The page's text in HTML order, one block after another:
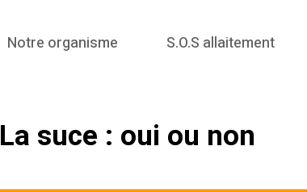
Notre organisme S.O.S allaitement
La suce : oui ou non